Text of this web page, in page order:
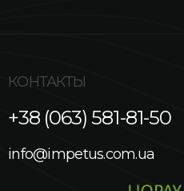
КОНТАКТЫ
+38 (063) 581-81-50
info@impetus.com.ua